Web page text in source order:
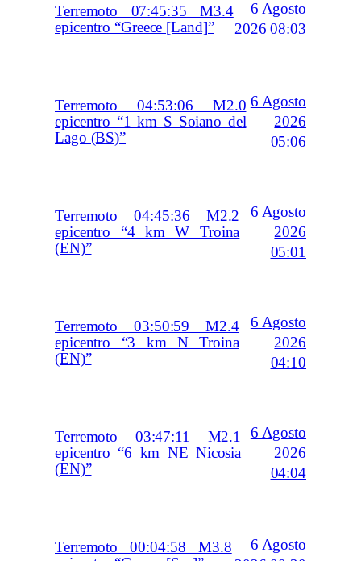
Terremoto 07:45:35 M3.4
epicentro “Greece [Land]”
6 Agosto
2026 08:03
Terremoto 04:53:06 M2.0
epicentro “1 km S Soiano del
Lago (BS)”
6 Agosto
2026
05:06
Terremoto 04:45:36 M2.2
epicentro “4 km W Troina
(EN)”
6 Agosto
2026
05:01
Terremoto 03:50:59 M2.4
epicentro “3 km N Troina
(EN)”
6 Agosto
2026
04:10
Terremoto 03:47:11 M2.1
epicentro “6 km NE Nicosia
(EN)”
6 Agosto
2026
04:04
Terremoto 00:04:58 M3.8
6 Agosto